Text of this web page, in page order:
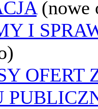
(nowe
I
OFERT